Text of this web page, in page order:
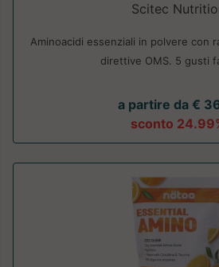
Scitec
Aminoacidi essenziali in polvere con
direttive OMS. 5 gusti
a partire da €
sconto